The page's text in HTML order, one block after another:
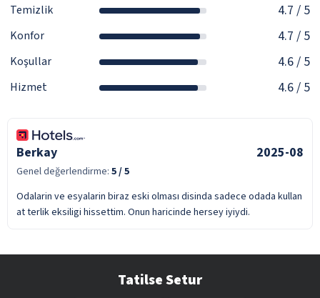
Temizlik 4.7 / 5
Konfor 4.7 / 5
Koşullar 4.6/ 5
Hizmet 4.6/ 5
Berkay 2025-08
Genel değerlendirme: 5/ 5
Odalarin ve esyalarin biraz eski olması disinda sadece odada kullan
at terlik eksiligi hissettim. Onun haricinde hersey iyiydi.
Tatilse Setur